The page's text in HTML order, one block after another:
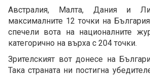
Австралия, Малта, Дания и
максималните 12 точки на
спечели вота на националните
категорично на върха с 204 точки.
Зрителският вот донесе на
Така страната ни постигна